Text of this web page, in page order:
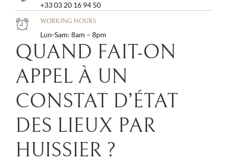
+33 03 20 16 94 50
WORKING HOURS
Lun-Sam: 8am – 8pm
QUAND FAIT-ON
APPEL À UN
CONSTAT D’ÉTAT
DES LIEUX PAR
HUISSIER ?